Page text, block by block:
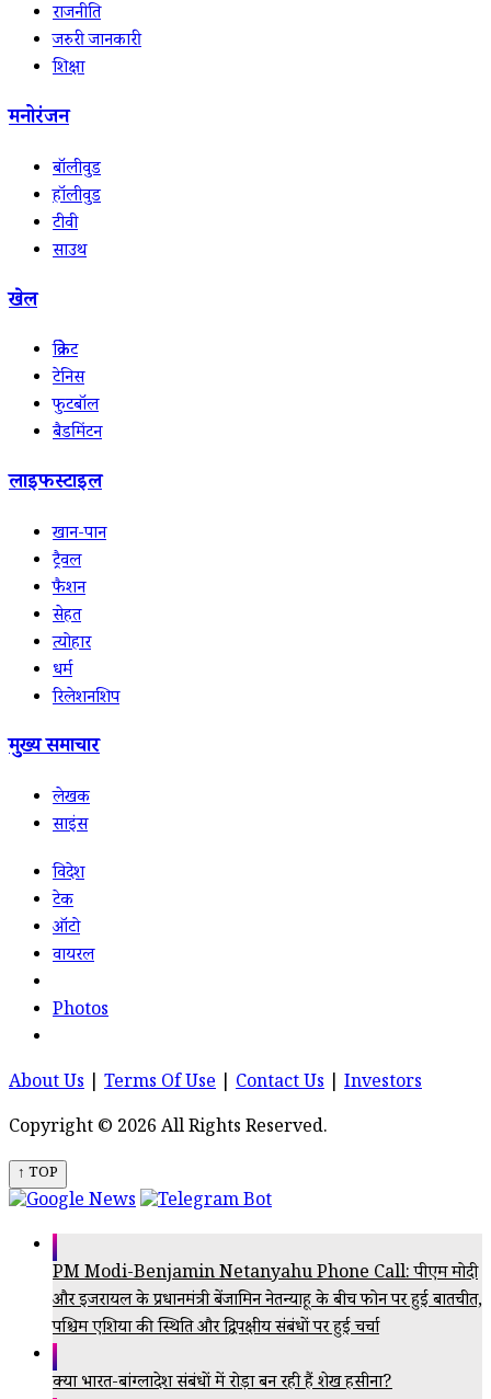
राजनीति
जरुरी जानकारी
शिक्षा
मनोरंजन
बॉलीवुड
हॉलीवुड
टीवी
साउथ
खेल
क्रिकेट
टेनिस
फुटबॉल
बैडमिंटन
लाइफस्टाइल
खान-पान
ट्रैवल
फैशन
सेहत
त्योहार
धर्म
रिलेशनशिप
मुख्य समाचार
लेखक
साइंस
विदेश
टेक
ऑटो
वायरल
Photos
About Us Terms Of Use Contact Us
Investors
Copyright © 2026 All Rights Reserved.
↑ TOP
PM Modi-Benjamin Netanyahu Phone Call: पीएम मोदी
और इजरायल के प्रधानमंत्री बेंजामिन नेतन्याहू के बीच फोन पर हुई बातचीत,
पश्चिम एशिया की स्थिति और द्विपक्षीय संबंधों पर हुई चर्चा
क्या भारत-बांग्लादेश संबंधों में रोड़ा बन रही हैं शेख हसीना?